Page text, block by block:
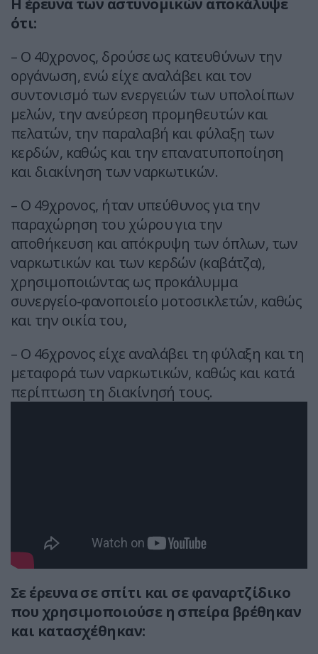
Η έρευνα των αστυνομικών αποκάλυψε
ότι:
– Ο 40χρονος, δρούσε ως κατευθύνων την
οργάνωση, ενώ είχε αναλάβει και τον
συντονισμό των ενεργειών των υπολοίπων
μελών, την ανεύρεση προμηθευτών και
πελατών, την παραλαβή και φύλαξη των
κερδών, καθώς και την επανατυποποίηση
και διακίνηση των ναρκωτικών.
– Ο 49χρονος, ήταν υπεύθυνος για την
παραχώρηση του χώρου για την
αποθήκευση και απόκρυψη των όπλων, των
ναρκωτικών και των κερδών (καβάτζα),
χρησιμοποιώντας ως προκάλυμμα
συνεργείο-φανοποιείο μοτοσικλετών, καθώς
και την οικία του,
– Ο 46χρονος είχε αναλάβει τη φύλαξη και τη
μεταφορά των ναρκωτικών, καθώς και κατά
περίπτωση τη διακίνησή τους.
Σε έρευνα σε σπίτι και σε φαναρτζίδικο
που χρησιμοποιούσε η σπείρα βρέθηκαν
και κατασχέθηκαν: